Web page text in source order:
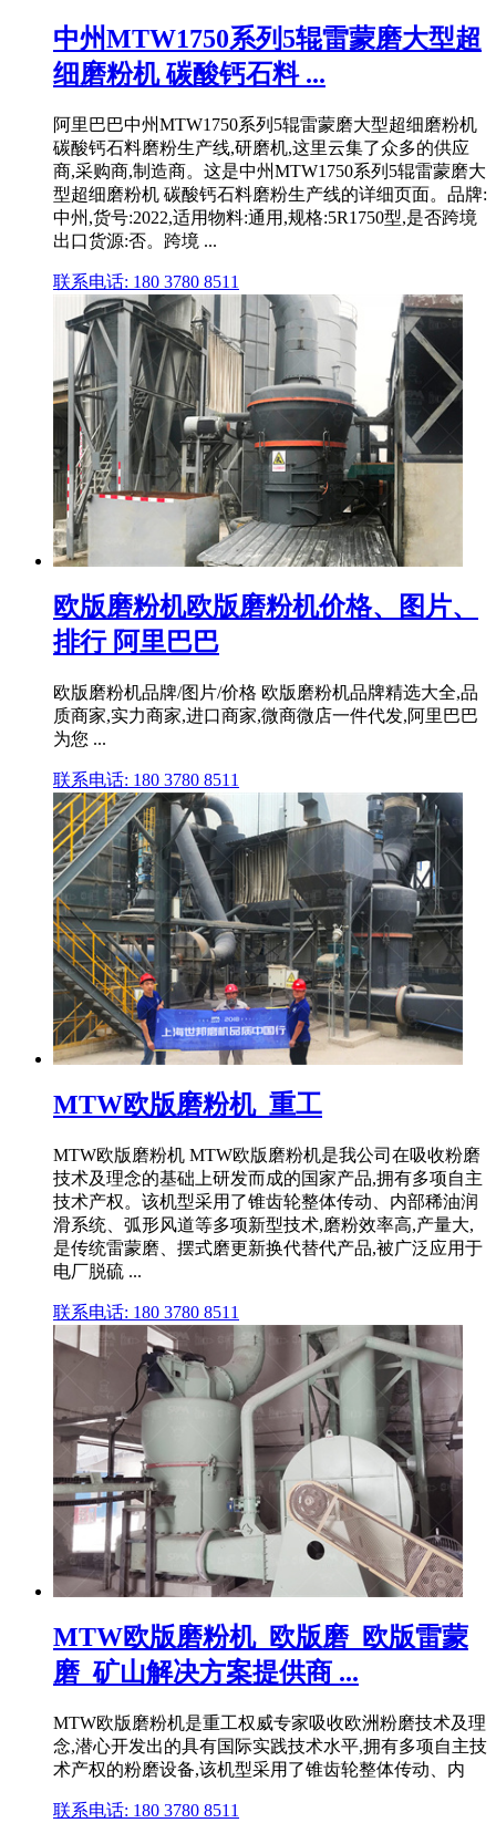
中州MTW1750系列5辊雷蒙磨大型超
细磨粉机 碳酸钙石料 ...
阿里巴巴中州MTW1750系列5辊雷蒙磨大型超细磨粉机
碳酸钙石料磨粉生产线,研磨机,这里云集了众多的供应
商,采购商,制造商。这是中州MTW1750系列5辊雷蒙磨大
型超细磨粉机 碳酸钙石料磨粉生产线的详细页面。品牌:
中州,货号:2022,适用物料:通用,规格:5R1750型,是否跨境
出口货源:否。跨境 ...
联系电话: 180 3780 8511
欧版磨粉机欧版磨粉机价格、图片、
排行 阿里巴巴
欧版磨粉机品牌/图片/价格 欧版磨粉机品牌精选大全,品
质商家,实力商家,进口商家,微商微店一件代发,阿里巴巴
为您 ...
联系电话: 180 3780 8511
MTW欧版磨粉机_重工
MTW欧版磨粉机 MTW欧版磨粉机是我公司在吸收粉磨
技术及理念的基础上研发而成的国家产品,拥有多项自主
技术产权。该机型采用了锥齿轮整体传动、内部稀油润
滑系统、弧形风道等多项新型技术,磨粉效率高,产量大,
是传统雷蒙磨、摆式磨更新换代替代产品,被广泛应用于
电厂脱硫 ...
联系电话: 180 3780 8511
MTW欧版磨粉机_欧版磨_欧版雷蒙
磨_矿山解决方案提供商 ...
MTW欧版磨粉机是重工权威专家吸收欧洲粉磨技术及理
念,潜心开发出的具有国际实践技术水平,拥有多项自主技
术产权的粉磨设备,该机型采用了锥齿轮整体传动、内
联系电话: 180 3780 8511